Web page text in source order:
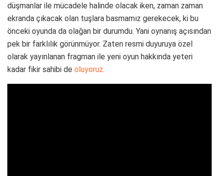
düşmanlar ile mücadele halinde olacak iken, zaman zaman
ekranda çıkacak olan tuşlara basmamız gerekecek, ki bu
önceki oyunda da olağan bir durumdu. Yani oynanış açısından
pek bir farklılık görünmüyor. Zaten resmi duyuruya özel
olarak yayınlanan fragman ile yeni oyun hakkında yeteri
kadar fikir sahibi de oluyoruz.